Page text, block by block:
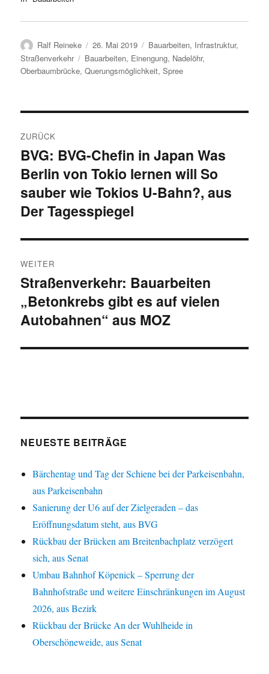
Autor
Ralf Reineke
Veröffentlicht
am
26. Mai 2019 Kategorien
Bauarbeiten, Infrastruktur,
Straßenverkehr
Schlagwörter
Bauarbeiten, Einengung, Nadelöhr,
Oberbaumbrücke,Querungsmöglichkeit,Spree
ZURÜCK
Vorheriger
Beitrag:
BVG: BVG-Chefin in Japan Was
Berlin von Tokio lernen will So
sauber wie Tokios U-Bahn?, aus
Der Tagesspiegel
WEITER
Nächster
Beitrag:
Straßenverkehr: Bauarbeiten
„Betonkrebs gibt es auf vielen
Autobahnen“ aus MOZ
NEUESTE BEITRÄGE
Bärchentag und Tag der Schiene bei der Parkeisenbahn,
aus Parkeisenbahn
Sanierung der U6 auf der Zielgeraden – das
Eröffnungsdatum steht, aus BVG
Rückbau der Brücken am Breitenbachplatz verzögert
sich, aus Senat
Umbau Bahnhof Köpenick – Sperrung der
Bahnhofstraße und weitere Einschränkungen im August
2026, aus Bezirk
Rückbau der Brücke An der Wuhlheide in
Oberschöneweide, aus Senat